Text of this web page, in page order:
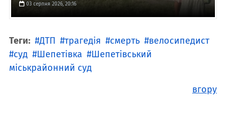
03 серпня 2026, 20:16
Теги: ДТП трагедія смерть
велосипедист
суд
Шепетівка
Шепетівський
міськрайонний суд
вгору